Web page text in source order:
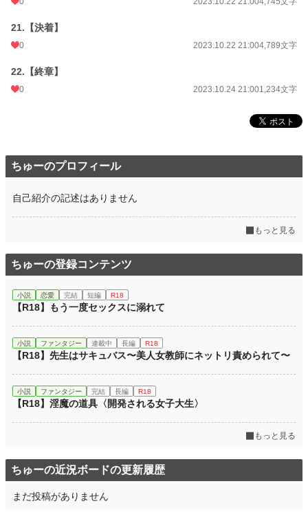
21.【決着】
0 2023.10.22 21:004,789文字
22.【終章】
0 2023.10.24 21:001,234文字
ちゅーのプロフィール
自己紹介の記述はありません
もっと見る
ちゅーの登録コンテンツ
小説 恋愛 完結 短編 R18
【R18】もう一度セックスに溺れて
小説 ファンタジー 連載中 長編 R18
【R18】先生はサキュバス〜美人女教師にネットリ責められて〜
小説 ファンタジー 完結 長編 R18
【R18】淫魔の道具〈開発される女子大生〉
もっと見る
ちゅーの近況ボードの更新履歴
まだ投稿がありません